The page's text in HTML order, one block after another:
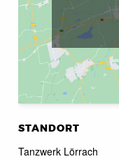
STANDORT
Tanzwerk Lörrach